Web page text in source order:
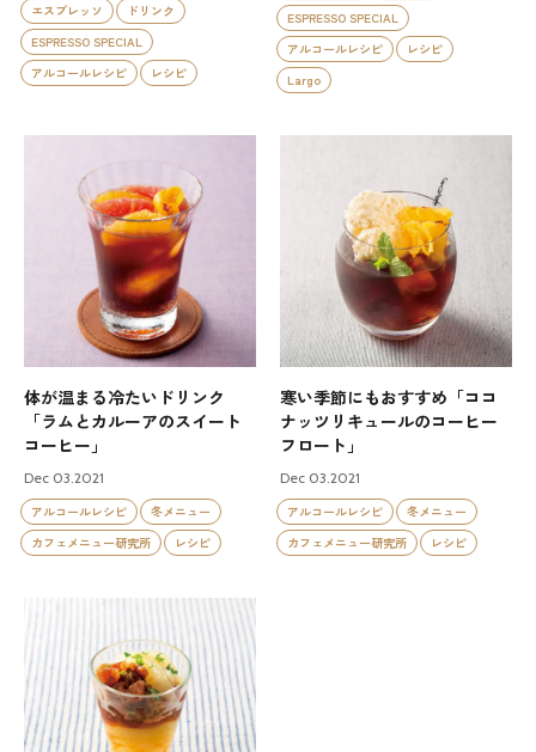
エスプレッソ
ドリンク
ESPRESSO SPECIAL
アルコールレシピ
レシピ
ESPRESSO SPECIAL
アルコールレシピ
レシピ
Largo
体が温まる冷たいドリンク
「ラムとカルーアのスイート
コーヒー」
Dec 03.2021
アルコールレシピ
冬メニュー
カフェメニュー研究所
レシピ
寒い季節にもおすすめ「ココ
ナッツリキュールのコーヒー
フロート」
Dec 03.2021
アルコールレシピ
冬メニュー
カフェメニュー研究所
レシピ